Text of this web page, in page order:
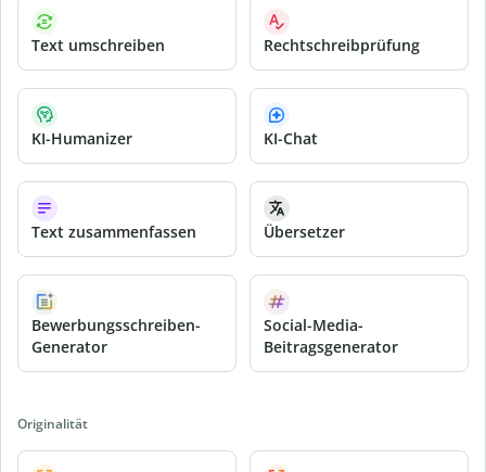
Text umschreiben Rechtschreibprüfung
KI-Humanizer KI-Chat
Text zusammenfassen Übersetzer
Bewerbungsschreiben-
Generator
Social-Media-
Beitragsgenerator
Originalität